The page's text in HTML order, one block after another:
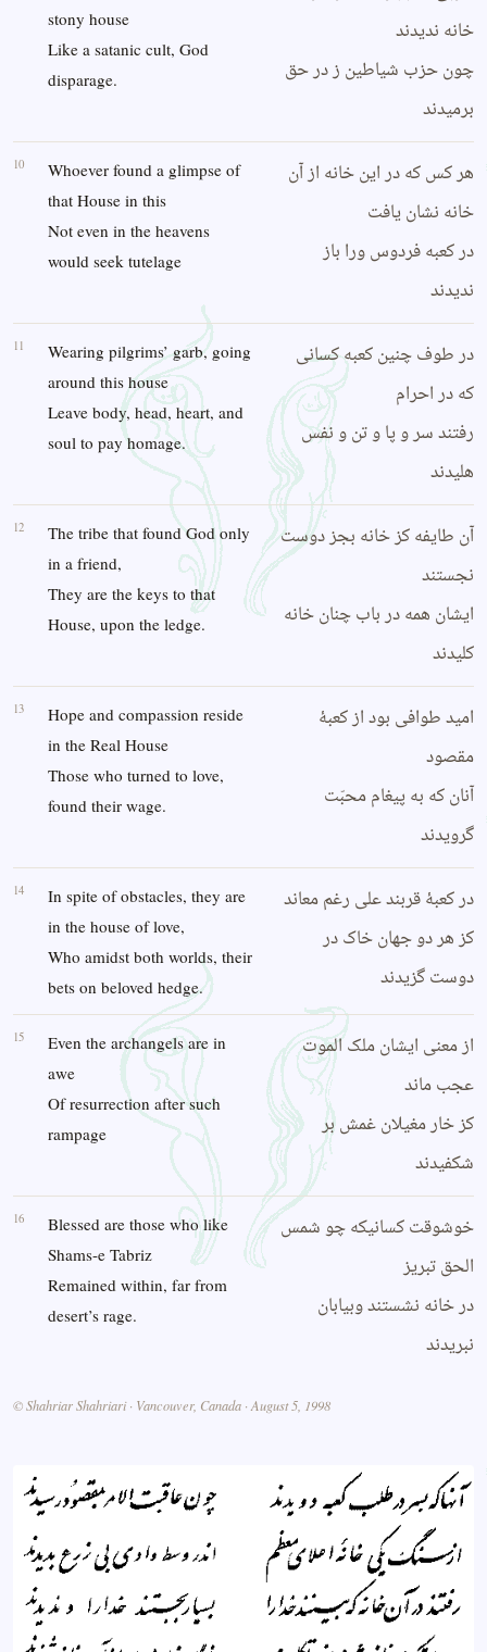
stony house
Like a satanic cult, God
disparage.
خانه ندیدند
چون حزب شیاطین ز در حق
برمیدند
10
Whoever found a glimpse of
that House in this
Not even in the heavens
would seek tutelage
هر کس که در این خانه از آن
خانه نشان یافت
در کعبه فردوس ورا باز
ندیدند
11
Wearing pilgrims’ garb, going
around this house
Leave body, head, heart, and
soul to pay homage.
در طوف چنین کعبه کسانی
که در احرام
رفتند سر و پا و تن و نفس
هلیدند
12
The tribe that found God only
in a friend,
They are the keys to that
House, upon the ledge.
آن طایفه کز خانه بجز دوست
نجستند
ایشان همه در باب چنان خانه
کلیدند
13
Hope and compassion reside
in the Real House
Those who turned to love,
found their wage.
امید طوافی بود از کعبهٔ
مقصود
آنان که به پیغام محبّت
گرویدند
14
In spite of obstacles, they are
in the house of love,
Who amidst both worlds, their
bets on beloved hedge.
در کعبهٔ قربند علی رغم معاند
کز هر دو جهان خاک در
دوست گزیدند
15
Even the archangels are in
awe
Of resurrection after such
rampage
از معنی ایشان ملک الموت
عجب ماند
کز خار مغیلان غمش بر
شکفیدند
16
Blessed are those who like
Shams-e Tabriz
Remained within, far from
desert’s rage.
خوشوقت کسانیکه چو شمس
الحق تبریز
در خانه نشستند وبیابان
نبریدند
© Shahriar Shahriari · Vancouver, Canada · August 5, 1998